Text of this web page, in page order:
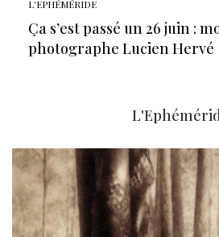
L'EPHÉMÉRIDE
Ça s’est passé un 26 juin :
photographe Lucien Hervé